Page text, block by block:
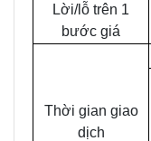
Lời/lỗ trên 1
bước giá
Thời gian giao
dịch